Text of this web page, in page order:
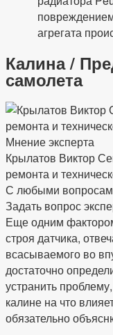
агрегата
Калина /
самолета
Мнение эксперта
Крылатов Виктор
ремонта и
С любыми
Задать вопрос
Еще одним
строя датчика,
всасываемого во
достаточно
устранить
калине на что
обязательно